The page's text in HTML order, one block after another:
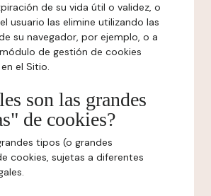
de su vida útil o validez, o
usuario las elimine utilizando las
su navegador, por ejemplo, o a
de gestión de cookies
el Sitio.
son las grandes
de cookies?
tipos (o grandes
cookies, sujetas a diferentes